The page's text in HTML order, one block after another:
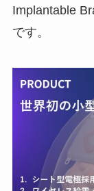
Implantable
です。